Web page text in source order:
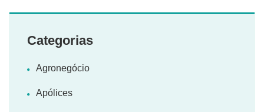
Categorias
Agronegócio
Apólices